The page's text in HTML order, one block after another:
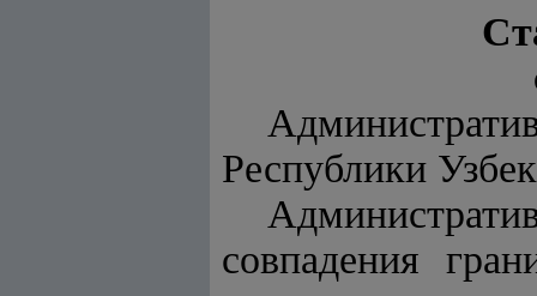
Республики
совпадения